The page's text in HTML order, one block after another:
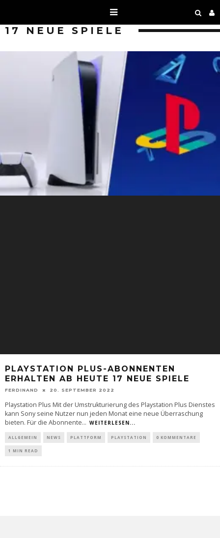
17 NEUE SPIELE
PLAYSTATION PLUS-ABONNENTEN
ERHALTEN AB HEUTE 17 NEUE SPIELE
FERDINAND 20. SEPTEMBER 2022
Playstation Plus Mit der Umstrukturierung des Playstation Plus Dienstes
kann Sony seine Nutzer nun jeden Monat eine neue Überraschung
bieten. Für die Abonnente... WEITERLESEN...
ALLGEMEIN NEWS PLATTFORM PLAYSTATION 0 KOMMENTARE
1 MIN READ